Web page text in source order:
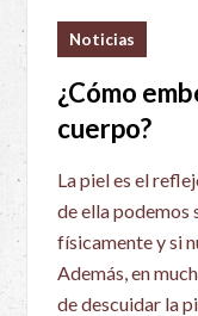
Noticias
¿Cómo
cuerpo?
La piel es el
de ella podemos
físicamente y si
Además, en
de descuidar la